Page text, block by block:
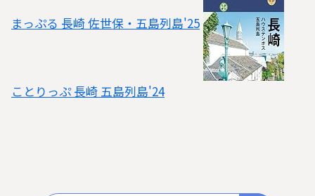
まっぷる 長崎 佐世保・五島列島'25
ことりっぷ 長崎 五島列島'24